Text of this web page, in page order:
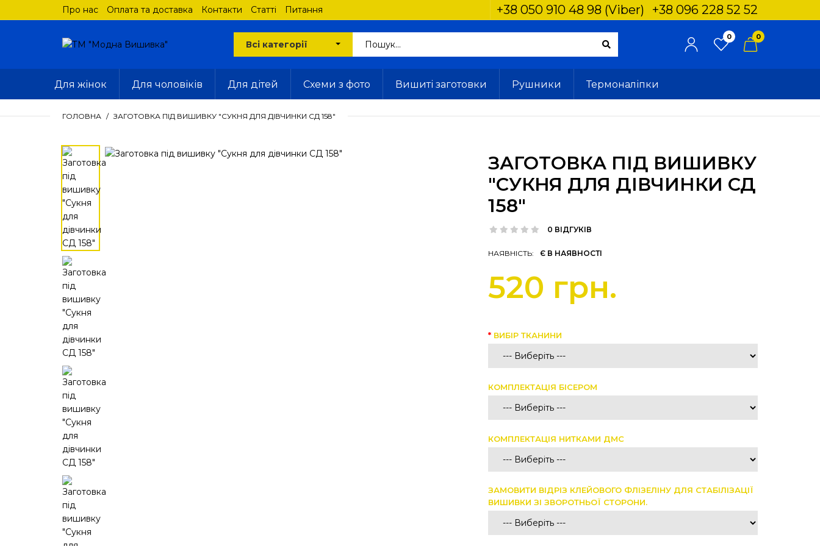
Про нас Оплата та доставка Контакти Статті Питання +38 050 910 48 98 (Viber) +38 096 228 52 52
0 0
Для жінок Для чоловіків Для дітей Схеми з фото Вишиті заготовки Рушники Термоналіпки
ГОЛОВНА ЗАГОТОВКА ПІД ВИШИВКУ "СУКНЯ ДЛЯ ДІВЧИНКИ СД 158"
ЗАГОТОВКА ПІД ВИШИВКУ
"СУКНЯ ДЛЯ ДІВЧИНКИ СД
158"
0 ВІДГУКІВ
НАЯВНІСТЬ: Є В НАЯВНОСТІ
520 грн.
ВИБІР ТКАНИНИ
КОМПЛЕКТАЦІЯ БІСЕРОМ
КОМПЛЕКТАЦІЯ НИТКАМИ ДМС
ЗАМОВИТИ ВІДРІЗ КЛЕЙОВОГО ФЛІЗЕЛІНУ ДЛЯ СТАБІЛІЗАЦІЇ
ВИШИВКИ ЗІ ЗВОРОТНЬОЇ СТОРОНИ.